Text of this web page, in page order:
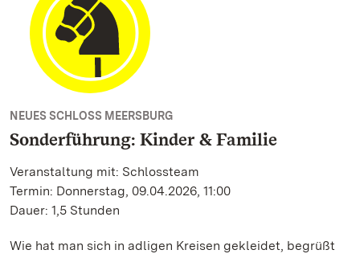
NEUES SCHLOSS MEERSBURG
Sonderführung: Kinder & Familie
Veranstaltung mit: Schlossteam
Termin: Donnerstag, 09.04.2026, 11:00
Dauer: 1,5 Stunden
Wie hat man sich in adligen Kreisen gekleidet, begrüßt